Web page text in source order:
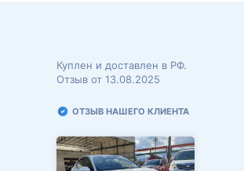
Куплен и доставлен в РФ.
Отзыв от 13.08.2025
ОТЗЫВ НАШЕГО КЛИЕНТА